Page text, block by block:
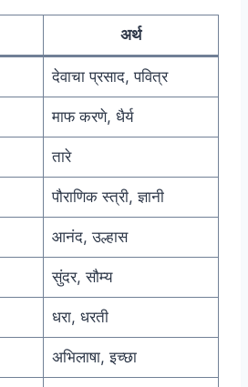
अर्थ
देवाचा प्रसाद, पवित्र
माफ करणे, धैर्य
तारे
पौराणिक स्त्री, ज्ञानी
आनंद, उल्हास
सुंदर, सौम्य
धरा, धरती
अभिलाषा, इच्छा